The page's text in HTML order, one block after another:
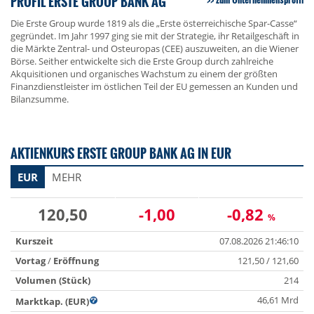
Die Erste Group wurde 1819 als die „Erste österreichische Spar-Casse“
gegründet. Im Jahr 1997 ging sie mit der Strategie, ihr Retailgeschäft in
die Märkte Zentral- und Osteuropas (CEE) auszuweiten, an die Wiener
Börse. Seither entwickelte sich die Erste Group durch zahlreiche
Akquisitionen und organisches Wachstum zu einem der größten
Finanzdienstleister im östlichen Teil der EU gemessen an Kunden und
Bilanzsumme.
AKTIENKURS ERSTE GROUP BANK AG IN EUR
EUR MEHR
120,50 -1,00 -0,82 %
Kurszeit
07.08.2026 21:46:10
Vortag/ Eröffnung
121,50 / 121,60
Volumen (Stück)
214
Marktkap. (EUR)
46,61 Mrd